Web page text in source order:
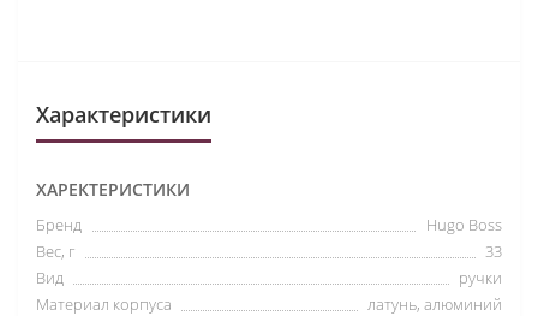
Характеристики
ХАРЕКТЕРИСТИКИ
Бренд
Hugo Boss
Вес, г
33
Вид
ручки
Материал корпуса
латунь, алюминий